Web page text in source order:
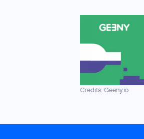
Credits: Geeny.io